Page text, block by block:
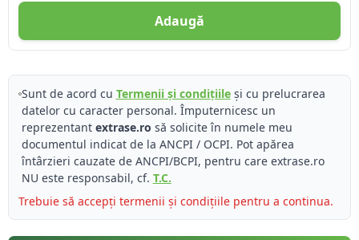
Adaugă
Sunt de acord cu Termenii și condițiileși cu prelucrarea
datelor cu caracter personal. Împuternicesc un
reprezentant extrase.ro să solicite în numele meu
documentul indicat de la ANCPI / OCPI. Pot apărea
întârzieri cauzate de ANCPI/BCPI, pentru care extrase.ro
NU este responsabil, cf. T.C.
Trebuie să accepți termenii și condițiile pentru a continua.